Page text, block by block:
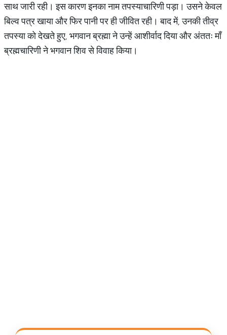
साथ जारी रही। इस कारण इनका नाम तपस्याचारिणी पड़ा। उसने केवल
बिल्व पत्र खाया और फिर पानी पर ही जीवित रही। बाद में, उनकी तीव्र
तपस्या को देखते हुए, भगवान ब्रह्मा ने उन्हें आशीर्वाद दिया और अंततः माँ
ब्रह्मचारिणी ने भगवान शिव से विवाह किया।